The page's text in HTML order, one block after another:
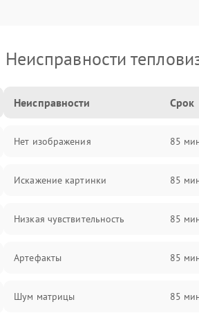
Неисправности
Неисправности Срок
Нет изображения 85
Искажение картинки 85
Низкая чувствительность 85
Артефакты 85
Шум матрицы 85